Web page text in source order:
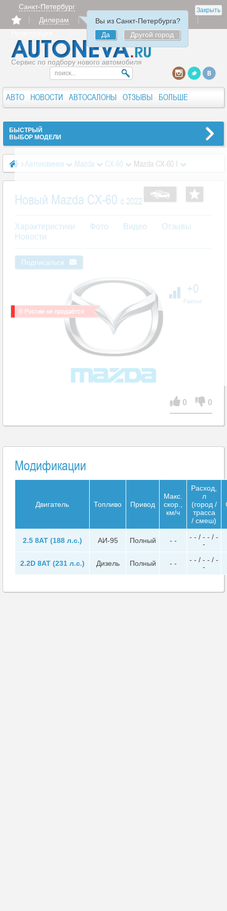
Закрыть
Санкт-Петербург
Вы из Санкт-Петербурга?
Да
Другой город
Дилерам Продать
Авторизация
Сервис по подбору нового автомобиля
АВТО НОВОСТИ АВТОСАЛОНЫ ОТЗЫВЫ БОЛЬШЕ
БЫСТРЫЙ
ВЫБОР МОДЕЛИ
Автоновинки Mazda CX-60 Mazda CX-60 I
Новый Mazda CX-60 c 2022
Характеристики Фото Видео
Отзывы
Новости
Подписаться
+0
Рейтинг
0 0
Модификации
Двигатель Топливо Привод
Макс.
скор.,
км/ч
Расход,
л
(город /
трасса
/ смеш)
2.5 8AT (188 л.с.) АИ-95 Полный - -
- - / - - / -
-
2.2D 8AT (231 л.с.) Дизель Полный - -
- - / - - / -
-